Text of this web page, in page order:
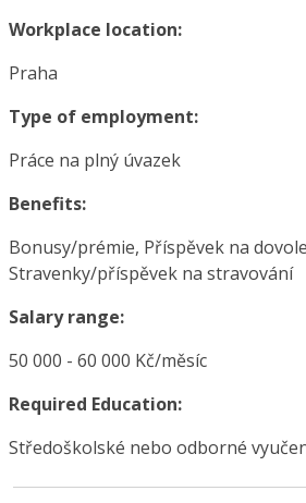
Workplace location:
Praha
Type of employment:
Práce na plný úvazek
Benefits:
Bonusy/prémie, Příspěvek na
Stravenky/příspěvek na stravování
Salary range:
50 000 - 60 000 Kč/měsíc
Required Education:
Středoškolské nebo odborné